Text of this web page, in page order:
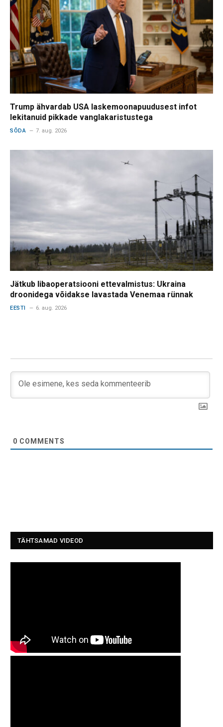
Trump ähvardab USA laskemoonapuudusest infot
lekitanuid pikkade vanglakaristustega
SÕDA 7. aug. 2026
Jätkub libaoperatsiooni ettevalmistus: Ukraina
droonidega võidakse lavastada Venemaa rünnak
EESTI 6. aug. 2026
0 COMMENTS
TÄHTSAMAD VIDEOD